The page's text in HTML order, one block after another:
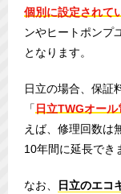
個別に設定されて
ンやヒートポンプ
となります。
日立の場合、保証
「 日立TWGオー
えば、修理回数は
10年間に延長でき
なお、
日立のエコ